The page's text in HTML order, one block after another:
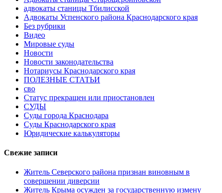
адвокаты станицы Тбилисской
Адвокаты Успенского района Краснодарского края
Без рубрики
Видео
Мировые суды
Новости
Новости законодательства
Нотариусы Краснодарского края
ПОЛЕЗНЫЕ СТАТЬИ
сво
Статус прекращен или приостановлен
СУДЫ
Суды города Краснодара
Суды Краснодарского края
Юридические калькуляторы
Свежие записи
Житель Северского района признан виновным в
совершении диверсии
Житель Крыма осужден за государственную измену